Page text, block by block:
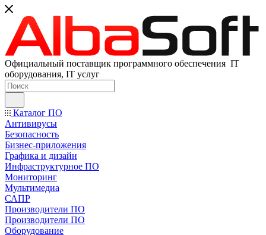
Официальный поставщик программного обеспечения IT
оборудования, IT услуг
Каталог ПО
Антивирусы
Безопасность
Бизнес-приложения
Графика и дизайн
Инфраструктурное ПО
Мониторинг
Мультимедиа
САПР
Производители ПО
Производители ПО
Оборудование